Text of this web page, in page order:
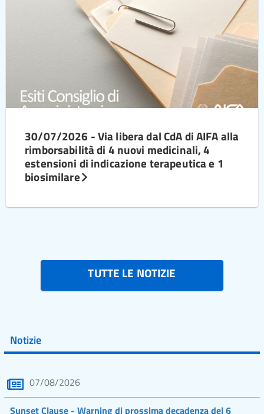
30/07/2026 - Via libera dal CdA di AIFA alla
rimborsabilità di 4 nuovi medicinali, 4
estensioni di indicazione terapeutica e 1
biosimilare
TUTTE LE NOTIZIE
Notizie
07/08/2026
Sunset Clause - Warning di prossima decadenza del 6